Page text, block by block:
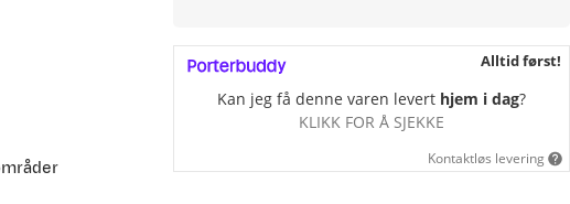
Alltid først!
Kan jeg få denne varen levert hjem i dag?
KLIKK FOR Å SJEKKE
Kontaktløs levering